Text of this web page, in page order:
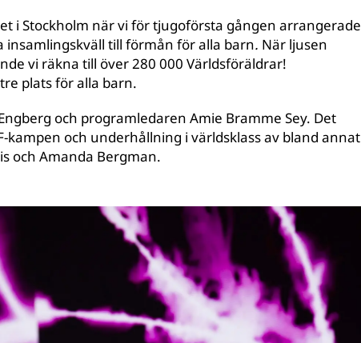
i Stockholm när vi för tjugoförsta gången arrangerade
insamlingskväll till förmån för alla barn. När ljusen
vi räkna till över 280 000 Världsföräldrar!
plats för alla barn.
och programledaren Amie Bramme Sey. Det
kampen och underhållning i världsklass av bland annat
och Amanda Bergman.